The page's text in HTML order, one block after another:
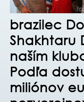
brazilec
Shakhtaru
naším
Podľa
miliónov